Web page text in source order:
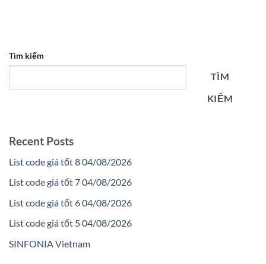
Tìm kiếm
TÌM
KIẾM
Recent Posts
List code giá tốt 8 04/08/2026
List code giá tốt 7 04/08/2026
List code giá tốt 6 04/08/2026
List code giá tốt 5 04/08/2026
SINFONIA Vietnam